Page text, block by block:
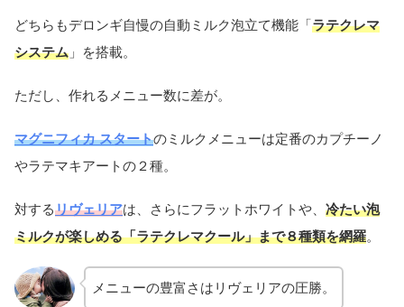
どちらもデロンギ自慢の自動ミルク泡立て機能「ラテクレマ
システム 」を搭載。
ただし、作れるメニュー数に差が。
マグニフィカ スタートのミルクメニューは定番のカプチーノ
やラテマキアートの２種。
対するリヴェリアは、さらにフラットホワイトや、 冷たい泡
ミルクが楽しめる「ラテクレマクール」まで８種類を網羅。
メニューの豊富さはリヴェリアの圧勝。